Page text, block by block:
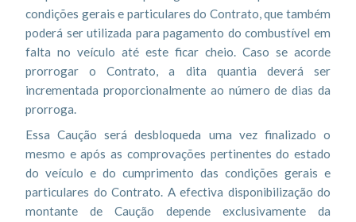
condições gerais e particulares do Contrato, que também
poderá ser utilizada para pagamento do combustível em
falta no veículo até este ficar cheio. Caso se acorde
prorrogar o Contrato, a dita quantia deverá ser
incrementada proporcionalmente ao número de dias da
prorroga.
Essa Caução será desbloqueda uma vez finalizado o
mesmo e após as comprovações pertinentes do estado
do veículo e do cumprimento das condições gerais e
particulares do Contrato. A efectiva disponibilização do
montante de Caução depende exclusivamente da